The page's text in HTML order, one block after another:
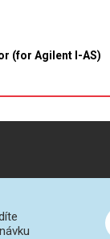
(for Agilent I-AS)